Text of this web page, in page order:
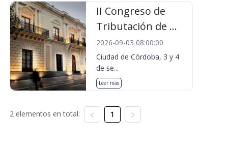
II Congreso de
Tributación de ...
2026-09-03 08:00:00
Ciudad de Córdoba, 3 y 4
de se...
Leer más
2 elementos en total: 1